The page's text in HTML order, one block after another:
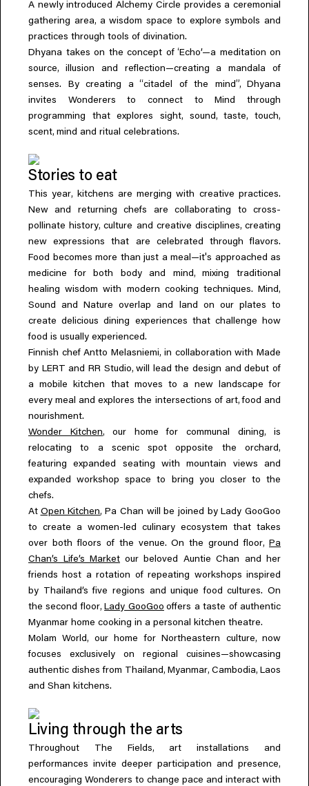
A newly introduced Alchemy Circle provides a ceremonial
gathering area, a wisdom space to explore symbols and
practices through tools of divination.
Dhyana takes on the concept of‘Echo’—a meditation on
source,
illusion and reflection—creating a mandala of
senses. By creating a
“citadel of the mind”,
Dhyana
invites Wonderers to connect to Mind through
programming that explores sight, sound,taste,touch,
scent, mind and ritual celebrations.
Stories to eat
This year, kitchens are merging with creative practices.
New and returning chefs are collaborating to cross-
pollinate history,culture and creative disciplines,creating
new expressions that are celebrated through flavors.
Food becomes more than just a meal—it's approached as
medicine for both body and mind,mixing traditional
healing wisdom with modern cooking techniques. Mind,
Sound and Nature overlap and land on our plates to
create delicious dining experiences that challenge how
food is usually experienced.
Finnish chef Antto Melasniemi, in collaboration with Made
by LERT and RR Studio,will lead the design and debut of
a mobile kitchen that moves to a new landscape for
every meal and explores the intersections of art,food and
nourishment.
Wonder Kitchen, our home for communal dining,is
relocating to a scenic spot opposite the orchard,
featuring expanded seating with mountain views and
expanded workshop space to bring you closer to the
chefs.
At Open Kitchen,Pa Chan will be joined by Lady GooGoo
to create a women-led culinary ecosystem that takes
over both floors of the venue. On the ground floor,Pa
Chan’s Life’s Market our beloved Auntie Chan and her
friends host a rotation of repeating workshops inspired
by Thailand’s five regions and unique food cultures. On
the second floor,Lady GooGoo offers a taste of authentic
Myanmar home cooking in a personal kitchen theatre.
Molam World, our home for Northeastern culture,now
focuses exclusively on regional cuisines—showcasing
authentic dishes from Thailand, Myanmar, Cambodia, Laos
and Shan kitchens.
Living through the arts
Throughout The Fields,
art installations and
performances invite deeper participation and presence,
encouraging Wonderers to change pace and interact with